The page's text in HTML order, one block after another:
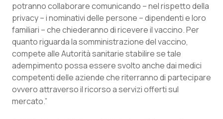
Salute orale & impianti
Sangue & coagulazione
Tiroide
Tumore al seno
potranno collaborare comunicando – nel rispetto della
privacy – i nominativi delle persone – dipendenti e loro
familiari – che chiederanno di ricevere il vaccino. Per
quanto riguarda la somministrazione del vaccino,
compete alle Autorità sanitarie stabilire se tale
adempimento possa essere svolto anche dai medici
competenti delle aziende che riterranno di partecipare
ovvero attraverso il ricorso a servizi offerti sul
mercato.”